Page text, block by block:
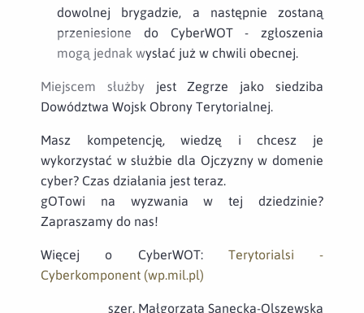
dowolnej brygadzie, a następnie zostaną
przeniesione do CyberWOT - zgłoszenia
mogą jednak wysłać już w chwili obecnej.
Miejscem służby jest Zegrze jako siedziba
Dowództwa Wojsk Obrony Terytorialnej.
Masz kompetencję, wiedzę i chcesz je
wykorzystać w służbie dla Ojczyzny w domenie
cyber? Czas działania jest teraz.
gOTowi na wyzwania w tej dziedzinie?
Zapraszamy do nas!
Więcej o CyberWOT: Terytorialsi -
Cyberkomponent (wp.mil.pl)
szer. Małgorzata Sanecka-Olszewska